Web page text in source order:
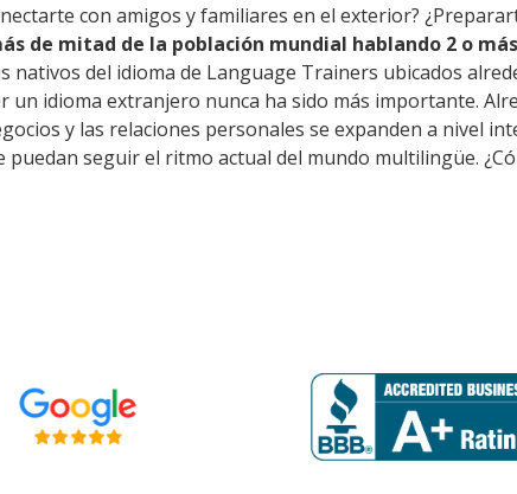
con amigos y familiares en el exterior?
de mitad de la población mundial hablando 2 o
nativos del idioma de Language Trainers ubicados
un idioma extranjero nunca ha sido más importante.
y las relaciones personales se expanden a nivel
seguir el ritmo actual del mundo multilingüe.